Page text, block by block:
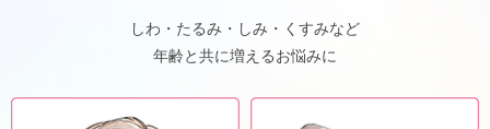
しわ・たるみ・しみ・くすみなど
年齢と共に増えるお悩みに